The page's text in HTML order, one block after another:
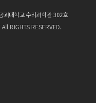
과대학교 수리과학관 302호
RIGHTS RESERVED.